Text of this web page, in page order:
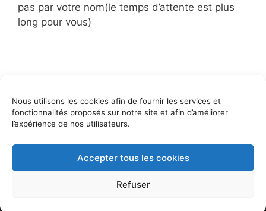
Nous utilisons les cookies afin de fournir les services et
fonctionnalités proposés sur notre site et afin d’améliorer
l’expérience de nos utilisateurs.
Accepter tous les cookies
Refuser
pas par votre nom(le temps d’attente est plus
long pour vous)
vente du mardi 31 janvier
Vente du 14 février
© 2026 Le potager d'ici - 5 rue de la Chaume, 58000